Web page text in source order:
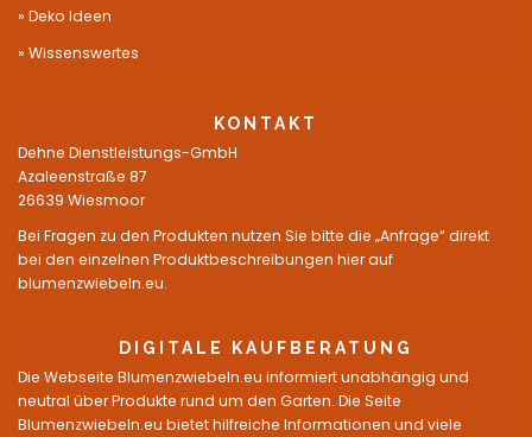
Deko Ideen
Wissenswertes
KONTAKT
Dehne Dienstleistungs-GmbH
Azaleenstraße 87
26639 Wiesmoor
Bei Fragen zu den Produkten nutzen Sie bitte die „Anfrage“ direkt
bei den einzelnen Produktbeschreibungen hier auf
blumenzwiebeln.eu.
DIGITALE KAUFBERATUNG
Die Webseite Blumenzwiebeln.eu informiert unabhängig und
neutral über Produkte rund um den Garten. Die Seite
Blumenzwiebeln.eu bietet hilfreiche Informationen und viele